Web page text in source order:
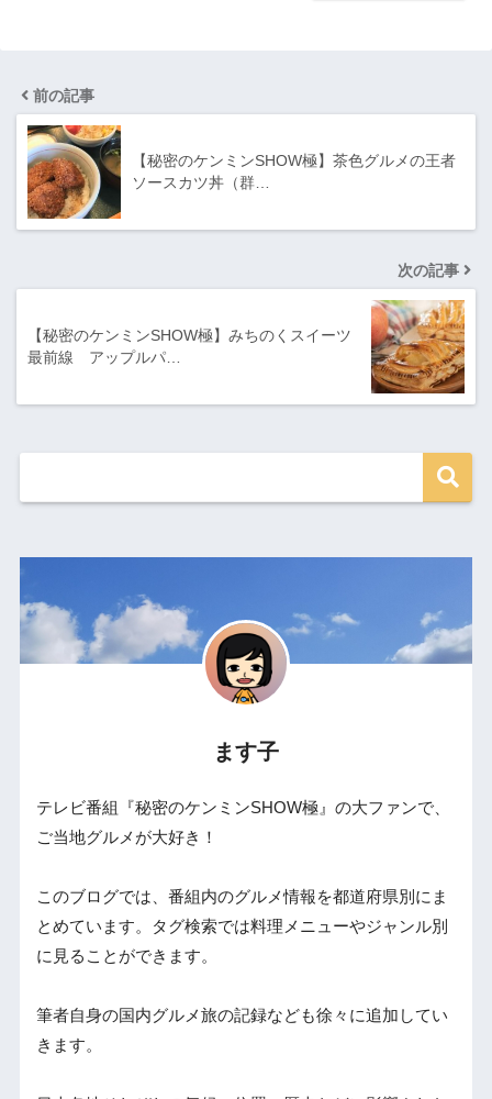
前の記事
【秘密のケンミンSHOW極】茶色グルメの王者
ソースカツ丼（群…
次の記事
【秘密のケンミンSHOW極】みちのくスイーツ
最前線 アップルパ…
ます子
テレビ番組『秘密のケンミンSHOW極』の大ファンで、
ご当地グルメが大好き！
このブログでは、番組内のグルメ情報を都道府県別にま
とめています。タグ検索では料理メニューやジャンル別
に見ることができます。
筆者自身の国内グルメ旅の記録なども徐々に追加してい
きます。